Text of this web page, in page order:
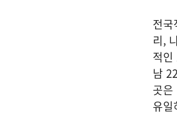
전
리,
적
남
곳
유일